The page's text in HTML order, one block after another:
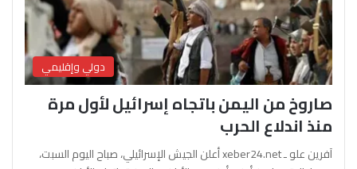
دولي وإقليمي
صاروخ من اليمن باتجاه إسرائيل لأول مرة
منذ اندلاع الحرب
آفرين علو ـ xeber24.net أعلن الجيش الإسرائيلي، صباح اليوم السبت،